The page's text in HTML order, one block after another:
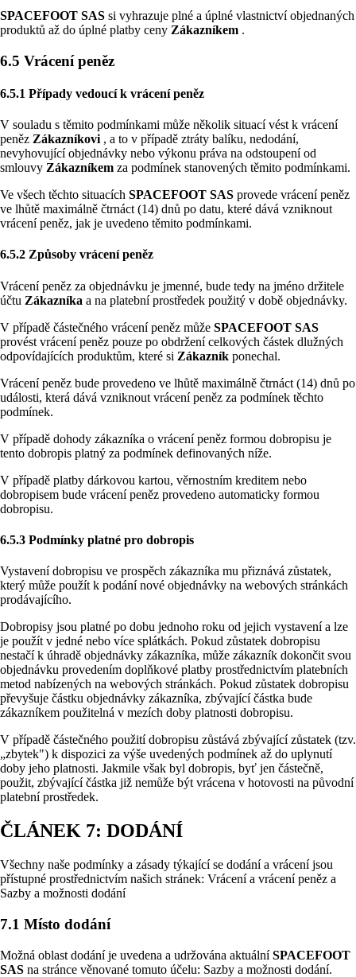
SPACEFOOT SAS si vyhrazuje plné a úplné vlastnictví objednaných
produktů až do úplné platby ceny Zákazníkem .
6.5 Vrácení peněz
6.5.1 Případy vedoucí k vrácení peněz
V souladu s těmito podmínkami může několik situací vést k vrácení
peněz Zákazníkovi , a to v případě ztráty balíku, nedodání,
nevyhovující objednávky nebo výkonu práva na odstoupení od
smlouvy Zákazníkem za podmínek stanovených těmito podmínkami.
Ve všech těchto situacích SPACEFOOT SAS provede vrácení peněz
ve lhůtě maximálně čtrnáct (14) dnů po datu, které dává vzniknout
vrácení peněz, jak je uvedeno těmito podmínkami.
6.5.2 Způsoby vrácení peněz
Vrácení peněz za objednávku je jmenné, bude tedy na jméno držitele
účtu Zákazníka a na platební prostředek použitý v době objednávky.
V případě částečného vrácení peněz může SPACEFOOT SAS
provést vrácení peněz pouze po obdržení celkových částek dlužných
odpovídajících produktům, které si Zákazník ponechal.
Vrácení peněz bude provedeno ve lhůtě maximálně čtrnáct (14) dnů po
události, která dává vzniknout vrácení peněz za podmínek těchto
podmínek.
V případě dohody zákazníka o vrácení peněz formou dobropisu je
tento dobropis platný za podmínek definovaných níže.
V případě platby dárkovou kartou, věrnostním kreditem nebo
dobropisem bude vrácení peněz provedeno automaticky formou
dobropisu.
6.5.3 Podmínky platné pro dobropis
Vystavení dobropisu ve prospěch zákazníka mu přiznává zůstatek,
který může použít k podání nové objednávky na webových stránkách
prodávajícího.
Dobropisy jsou platné po dobu jednoho roku od jejich vystavení a lze
je použít v jedné nebo více splátkách. Pokud zůstatek dobropisu
nestačí k úhradě objednávky zákazníka, může zákazník dokončit svou
objednávku provedením doplňkové platby prostřednictvím platebních
metod nabízených na webových stránkách. Pokud zůstatek dobropisu
převyšuje částku objednávky zákazníka, zbývající částka bude
zákazníkem použitelná v mezích doby platnosti dobropisu.
V případě částečného použití dobropisu zůstává zbývající zůstatek (tzv.
„zbytek") k dispozici za výše uvedených podmínek až do uplynutí
doby jeho platnosti. Jakmile však byl dobropis, byť jen částečně,
použit, zbývající částka již nemůže být vrácena v hotovosti na původní
platební prostředek.
ČLÁNEK 7: DODÁNÍ
Všechny naše podmínky a zásady týkající se dodání a vrácení jsou
přístupné prostřednictvím našich stránek: Vrácení a vrácení peněz a
Sazby a možnosti dodání
7.1 Místo dodání
Možná oblast dodání je uvedena a udržována aktuálníSPACEFOOT
SAS na stránce věnované tomuto účelu: Sazby a možnosti dodání.